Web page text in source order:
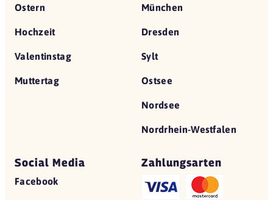
L'Osteria
40237 Düsseldorf
Der Grieche
L'Osteria
Ostern
Hochzeit
Valentinstag
Muttertag
München
Dresden
Sylt
Ostsee
Nordsee
Nordrhein-Westfalen
Social Media
Facebook
Zahlungsarten